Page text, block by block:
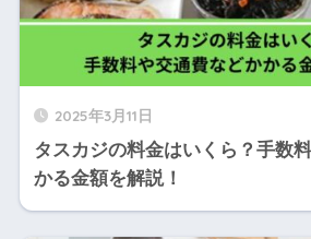
2025年3月11日
タスカジの料金はいくら？手数
かる金額を解説！